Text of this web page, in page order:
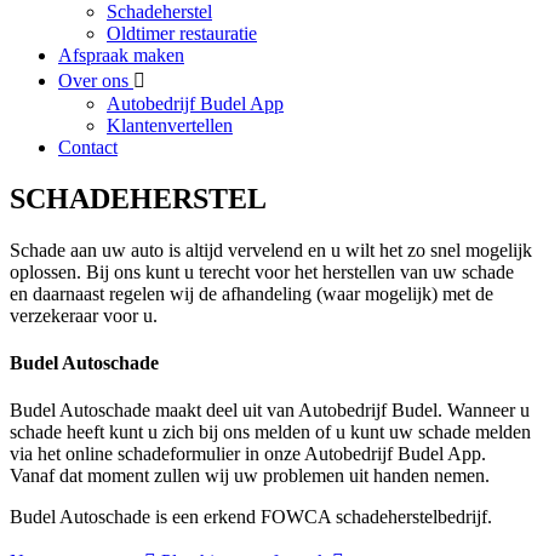
Schadeherstel
Oldtimer restauratie
Afspraak maken
Over ons
Autobedrijf Budel App
Klantenvertellen
Contact
SCHADEHERSTEL
Schade aan uw auto is altijd vervelend en u wilt het zo snel mogelijk
oplossen. Bij ons kunt u terecht voor het herstellen van uw schade
en daarnaast regelen wij de afhandeling (waar mogelijk) met de
verzekeraar voor u.
Budel Autoschade
Budel Autoschade maakt deel uit van Autobedrijf Budel. Wanneer u
schade heeft kunt u zich bij ons melden of u kunt uw schade melden
via het online schadeformulier in onze Autobedrijf Budel App.
Vanaf dat moment zullen wij uw problemen uit handen nemen.
Budel Autoschade is een erkend FOWCA schadeherstelbedrijf.